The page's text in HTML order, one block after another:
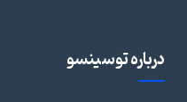
درباره توسینسو